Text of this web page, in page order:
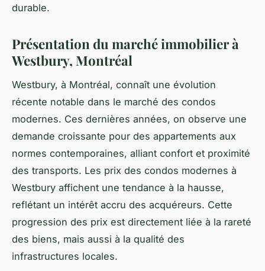
durable.
Présentation du marché immobilier à
Westbury, Montréal
Westbury, à Montréal, connaît une évolution
récente notable dans le marché des condos
modernes. Ces dernières années, on observe une
demande croissante pour des appartements aux
normes contemporaines, alliant confort et proximité
des transports. Les prix des condos modernes à
Westbury affichent une tendance à la hausse,
reflétant un intérêt accru des acquéreurs. Cette
progression des prix est directement liée à la rareté
des biens, mais aussi à la qualité des
infrastructures locales.